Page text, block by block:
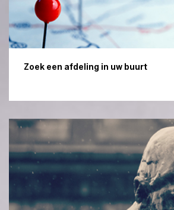
Zoek een afdeling in uw buurt